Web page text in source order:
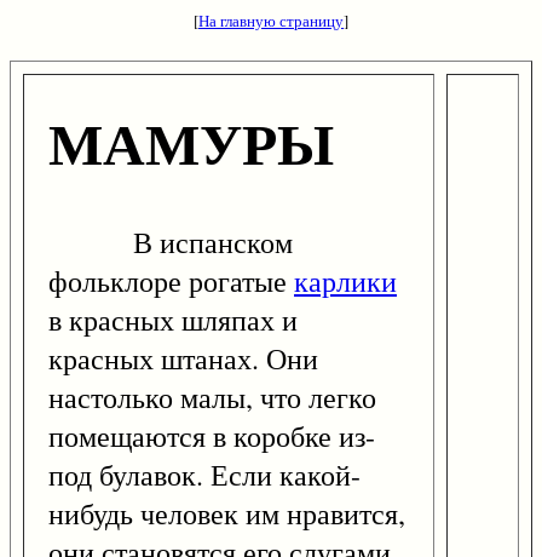
[На главную страницу]
МАМУРЫ
В испанском
фольклоре рогатые карлики
в красных шляпах и
красных штанах. Они
настолько малы, что легко
помещаются в коробке из-
под булавок. Если какой-
нибудь человек им нравится,